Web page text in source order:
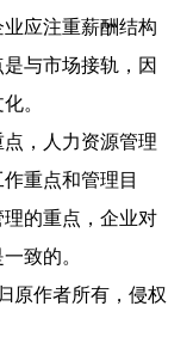
应注重薪酬结构
与市场接轨，因
。
，人力资源管理
重点和管理目
的重点，企业对
致的。
原作者所有，侵权